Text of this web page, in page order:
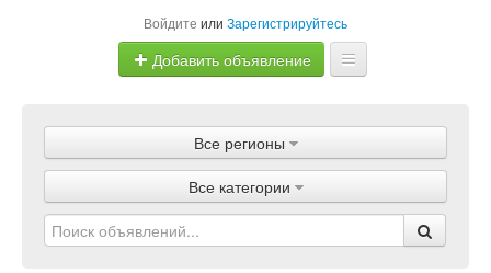
Войдите или Зарегистрируйтесь
Добавить объявление
Объявления
Магазины
Услуги
Все регионы
Все категории